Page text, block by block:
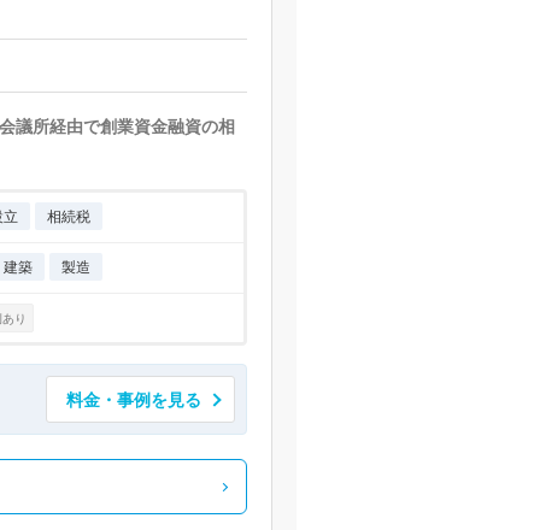
議所経由で創業資金融資の相
相続税
建築 製造
り
料金・事例を見る